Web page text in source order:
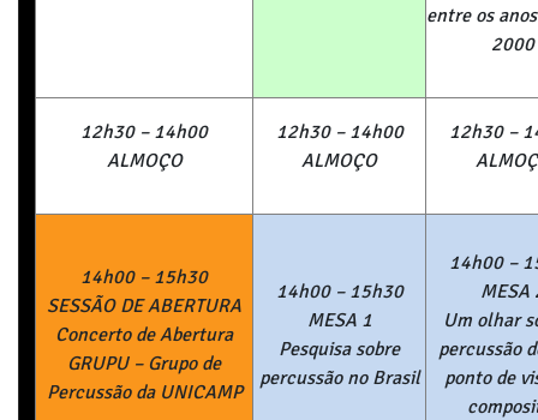
entre os
2000
12h30 – 14h00
ALMOÇO
12h30 – 14h00
ALMOÇO
12h30 –
14h00 – 15h30
SESSÃO DE ABERTURA
Concerto de Abertura
GRUPU – Grupo de
Percussão da UNICAMP
14h00 – 15h30
MESA 1
Pesquisa sobre
percussão no Brasil
14h00 –
MESA
Um olhar
percussão
ponto de